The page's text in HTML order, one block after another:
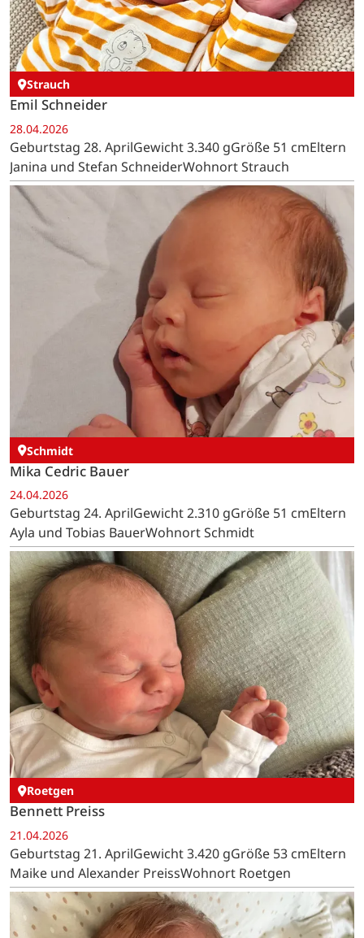
Strauch
Emil Schneider
28.04.2026
Geburtstag 28. AprilGewicht 3.340 gGröße 51 cmEltern
Janina und Stefan SchneiderWohnort Strauch
Schmidt
Mika Cedric Bauer
24.04.2026
Geburtstag 24. AprilGewicht 2.310 gGröße 51 cmEltern
Ayla und Tobias BauerWohnort Schmidt
Roetgen
Bennett Preiss
21.04.2026
Geburtstag 21. AprilGewicht 3.420 gGröße 53 cmEltern
Maike und Alexander PreissWohnort Roetgen